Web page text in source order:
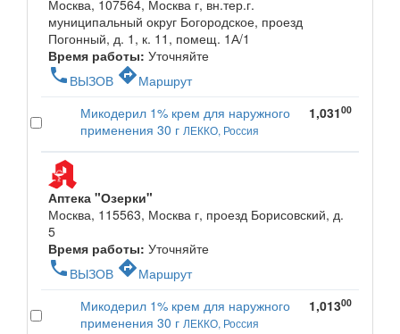
Москва, 107564, Москва г, вн.тер.г.
муниципальный округ Богородское, проезд
Погонный, д. 1, к. 11, помещ. 1А/1
Время работы: Уточняйте
phone ВЫЗОВ directionsМаршрут
Микодерил 1% крем для наружного
применения 30 г ЛЕККО, Россия
1,03100
Аптека "Озерки"
Москва, 115563, Москва г, проезд Борисовский, д.
5
Время работы: Уточняйте
phone ВЫЗОВ directionsМаршрут
Микодерил 1% крем для наружного
применения 30 г ЛЕККО, Россия
1,01300